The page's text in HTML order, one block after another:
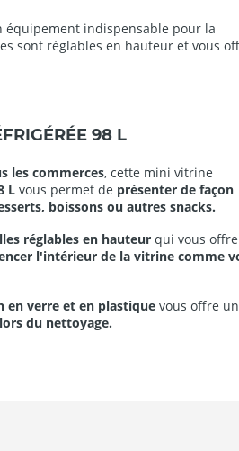
équipement indispensable pour la
sont réglables en hauteur et vous
98 L
les commerces, cette mini vitrine
Lvous permet de présenter de façon
boissons ou autres snacks.
réglables en hauteur qui vous
l'intérieur de la vitrine comme
en verre et en plastique vous offre un
du nettoyage.